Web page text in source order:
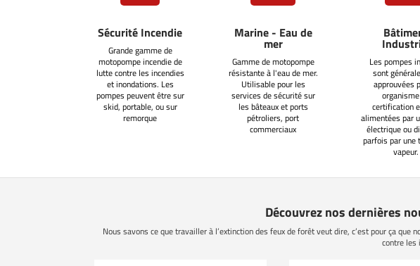
Sécurité Incendie
Grande gamme de
motopompe incendie de
lutte contre les incendies
et inondations. Les
pompes peuvent être sur
skid, portable, ou sur
remorque
Marine - Eau de
mer
Gamme de motopompe
résistante à l'eau de mer.
Utilisable pour les
services de sécurité sur
les bâteaux et ports
pétroliers, port
commerciaux
Les pompes
sont
approuvées
certification
alimentées par
électrique ou
parfois par une
vapeur.
Découvrez nos dernières
Nous savons ce que travailler à l’extinction des feux de forêt veut dire, c’est pour ça
contre les